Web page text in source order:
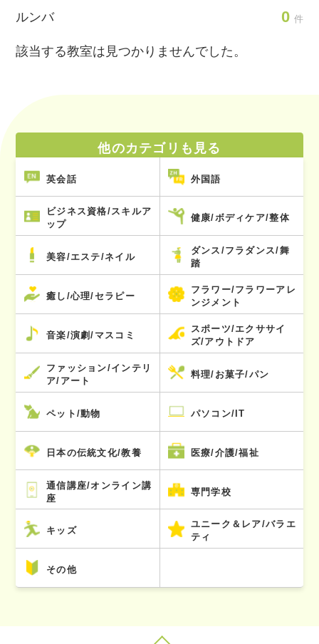
ルンバ 0 件
該当する教室は見つかりませんでした。
他のカテゴリも見る
英会話 外国語
ビジネス資格/スキルア
ップ
健康/ボディケア/整体
美容/エステ/ネイル
ダンス/フラダンス/舞
踏
癒し/心理/セラピー
フラワー/フラワーアレ
ンジメント
音楽/演劇/マスコミ
スポーツ/エクササイ
ズ/アウトドア
ファッション/インテリ
ア/アート
料理/お菓子/パン
ペット/動物 パソコン/IT
日本の伝統文化/教養 医療/介護/福祉
通信講座/オンライン講
座
専門学校
キッズ
ユニーク＆レア/バラエ
ティ
その他